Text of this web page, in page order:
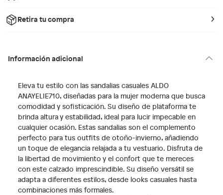
Retira tu compra
Información adicional
Eleva tu estilo con las sandalias casuales ALDO
ANAYELIE710, diseñadas para la mujer moderna que busca
comodidad y sofisticación. Su diseño de plataforma te
brinda altura y estabilidad, ideal para lucir impecable en
cualquier ocasión. Estas sandalias son el complemento
perfecto para tus outfits de otoño-invierno, añadiendo
un toque de elegancia relajada a tu vestuario. Disfruta de
la libertad de movimiento y el confort que te mereces
con este calzado imprescindible. Su diseño versátil se
adapta a diferentes estilos, desde looks casuales hasta
combinaciones más formales.